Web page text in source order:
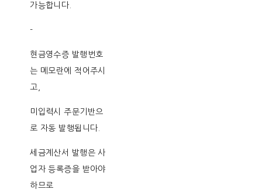
가능합니다.
-
현금영수증 발행번호
는 메모란에 적어주시
고,
미입력시 주문기반으
로 자동 발행됩니다.
세금계산서 발행은 사
업자 등록증을 받아야
하므로